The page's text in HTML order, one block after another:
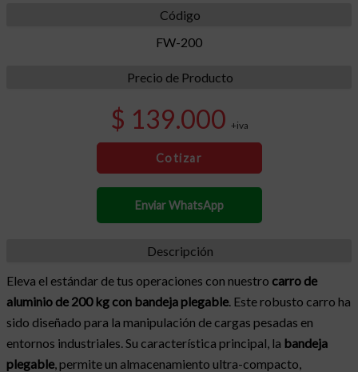
Código
FW-200
Precio de Producto
$ 139.000 +iva
Cotizar
Enviar WhatsApp
Descripción
Eleva el estándar de tus operaciones con nuestro carro de
aluminio de 200 kg con bandeja plegable. Este robusto carro ha
sido diseñado para la manipulación de cargas pesadas en
entornos industriales. Su característica principal, la bandeja
plegable, permite un almacenamiento ultra-compacto,